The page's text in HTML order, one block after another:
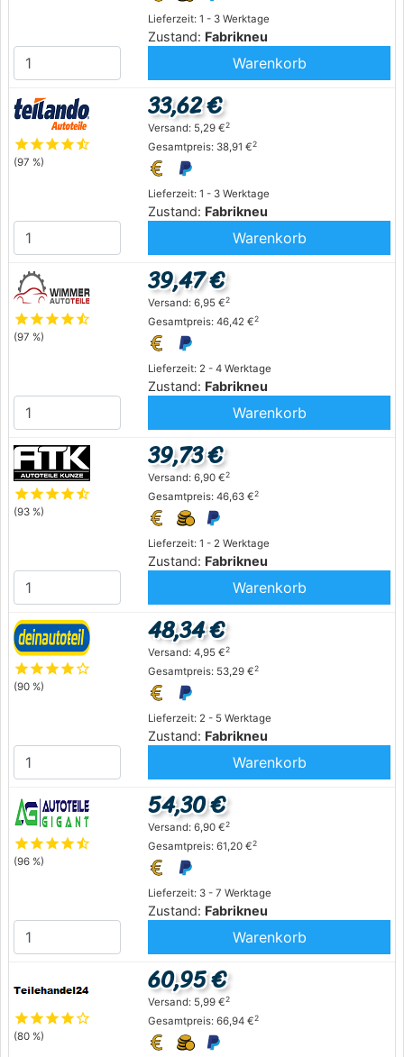
Lieferzeit: 1 - 3 Werktage
Zustand: Fabrikneu
Warenkorb
starstarstarstarstar_half
(97 %)
Lieferzeit: 1 - 3 Werktage
Zustand: Fabrikneu
33,62 €
Versand: 5,29 €2
Gesamtpreis: 38,91 €2
Warenkorb
starstarstarstarstar_half
(97 %)
Lieferzeit: 2 - 4 Werktage
Zustand: Fabrikneu
39,47 €
Versand: 6,95 €2
Gesamtpreis: 46,42 €2
Warenkorb
starstarstarstarstar_half
(93 %)
Lieferzeit: 1 - 2 Werktage
Zustand: Fabrikneu
39,73 €
Versand: 6,90 €2
Gesamtpreis: 46,63 €2
Warenkorb
starstarstarstarstar_outline
(90 %)
Lieferzeit: 2 - 5 Werktage
Zustand: Fabrikneu
48,34 €
Versand: 4,95 €2
Gesamtpreis: 53,29 €2
Warenkorb
starstarstarstarstar_half
(96 %)
Lieferzeit: 3 - 7 Werktage
Zustand: Fabrikneu
54,30 €
Versand: 6,90 €2
Gesamtpreis: 61,20 €2
Warenkorb
starstarstarstarstar_outline
(80 %)
60,95 €
Versand: 5,99 €2
Gesamtpreis: 66,94 €2